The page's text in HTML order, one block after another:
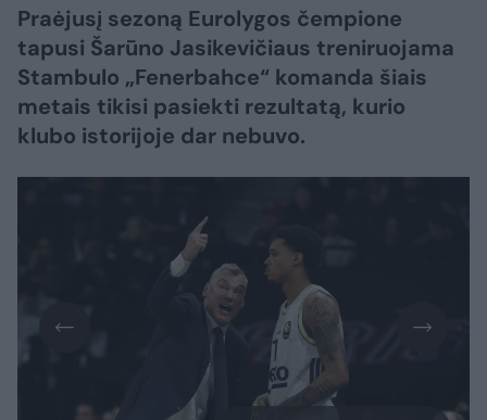
Praėjusį sezoną Eurolygos čempione
tapusi Šarūno Jasikevičiaus treniruojama
Stambulo „Fenerbahce“ komanda šiais
metais tikisi pasiekti rezultatą, kurio
klubo istorijoje dar nebuvo.